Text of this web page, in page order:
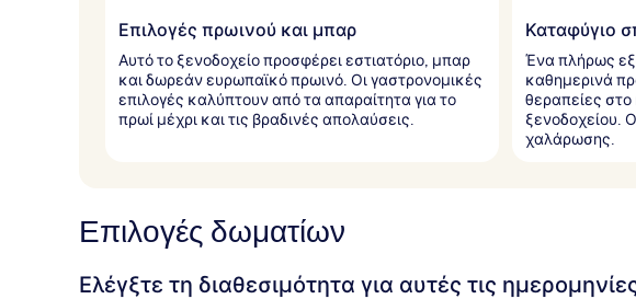
Επιλογές πρωινού και μπαρ
Αυτό το ξενοδοχείο προσφέρει εστιατόριο, μπαρ
και δωρεάν ευρωπαϊκό πρωινό. Οι γαστρονομικές
επιλογές καλύπτουν από τα απαραίτητα για το
πρωί μέχρι και τις βραδινές απολαύσεις.
Καταφύγιο
Ένα πλήρως
καθημερινά
θεραπείες
ξενοδοχείου.
χαλάρωσης.
Επιλογές δωματίων
Ελέγξτε τη διαθεσιμότητα για αυτές τις